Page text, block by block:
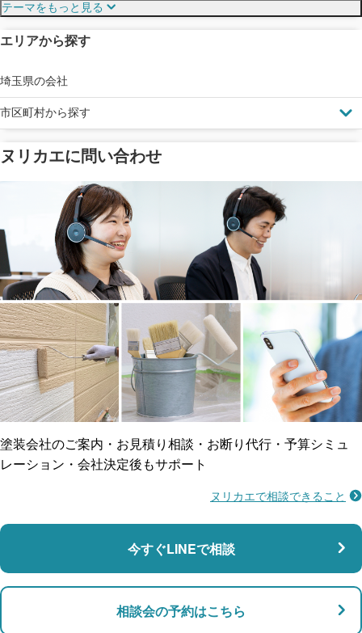
塗料の​品質を​保証
メーカー保証
工事保険
ご近所トラブルに
賠償保険
支払い対応
見えにくい屋根も安心
ドローン診断
省エネ効果
断熱・遮熱塗料対応
雨漏り修繕
防水工事
マンション・アパート対応
店舗・事務所対応
テーマをもっと見る
エリアから探す
埼玉県の会社
市区町村から探す
ヌリカエに問い合わせ
塗装会社のご案内・お見積り相談・お断り代行・予算シミュ
レーション・会社決定後もサポート
ヌリカエで相談できること
今すぐLINEで相談
相談会の予約はこちら